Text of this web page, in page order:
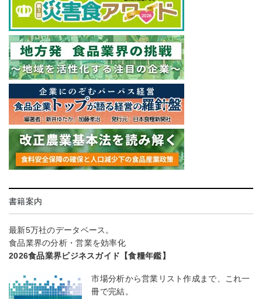
書籍案内
最新5万社のデータベース。
食品業界の分析・営業を効率化
2026食品業界ビジネスガイド【食糧年鑑】
市場分析から営業リスト作成まで、これ一
冊で完結。